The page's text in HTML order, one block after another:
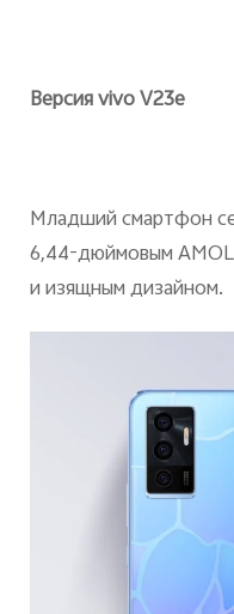
Версия vivo V23e
Младший смартфон
6,44‑дюймовым
и изящным дизайном.